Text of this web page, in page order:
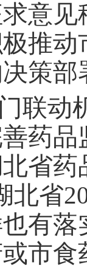
意
推
策
联
善药
省
北省
有
市